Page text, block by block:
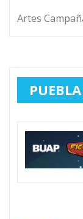
Artes
PUEBLA